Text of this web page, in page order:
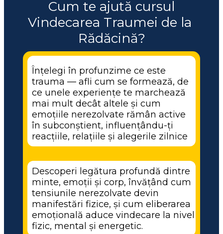
Vindecarea Traumei de la
Rădăcină?
Înțelegi în profunzime ce este
trauma — afli cum se formează, de
ce unele experiențe te marchează
mai mult decât altele și cum
emoțiile nerezolvate rămân active
în subconștient, influențându-ți
reacțiile, relațiile și alegerile zilnice
Descoperi legătura profundă dintre
minte, emoții și corp, învățând cum
tensiunile nerezolvate devin
manifestări fizice, și cum eliberarea
emoțională aduce vindecare la nivel
fizic, mental și energetic.